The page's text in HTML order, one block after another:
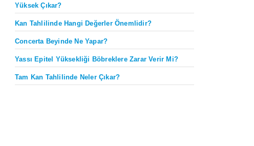
Yüksek Çıkar?
Kan Tahlilinde Hangi Değerler Önemlidir?
Concerta Beyinde Ne Yapar?
Yassı Epitel Yüksekliği Böbreklere Zarar Verir Mi?
Tam Kan Tahlilinde Neler Çıkar?